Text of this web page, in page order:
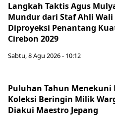
Langkah Taktis Agus
Mundur dari Staf Ahli Wali
Diproyeksi Penantang
Cirebon 2029
Sabtu, 8 Agu 2026 - 10:12
Puluhan Tahun Menekuni
Koleksi Beringin Milik
Diakui Maestro Jepang